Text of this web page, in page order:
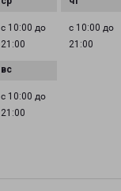
с 10:00 до
21:00
с 10:00 до
21:00
с 10:00 до
21:00